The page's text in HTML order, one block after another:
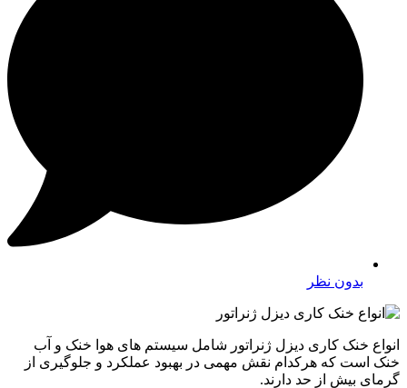
بدون نظر
انواع خنک کاری دیزل ژنراتور شامل سیستم ‌های هوا خنک و آب
‌خنک است که هرکدام نقش مهمی در بهبود عملکرد و جلوگیری از
گرمای بیش از حد دارند.